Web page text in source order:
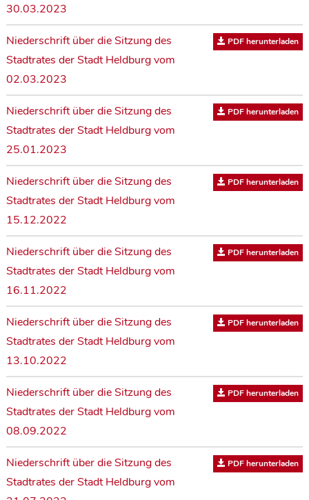
30.03.2023
Niederschrift über die Sitzung des
Stadtrates der Stadt Heldburg vom
02.03.2023
PDF herunterladen
Niederschrift über die Sitzung des
Stadtrates der Stadt Heldburg vom
25.01.2023
PDF herunterladen
Niederschrift über die Sitzung des
Stadtrates der Stadt Heldburg vom
15.12.2022
PDF herunterladen
Niederschrift über die Sitzung des
Stadtrates der Stadt Heldburg vom
16.11.2022
PDF herunterladen
Niederschrift über die Sitzung des
Stadtrates der Stadt Heldburg vom
13.10.2022
PDF herunterladen
Niederschrift über die Sitzung des
Stadtrates der Stadt Heldburg vom
08.09.2022
PDF herunterladen
Niederschrift über die Sitzung des
Stadtrates der Stadt Heldburg vom
PDF herunterladen